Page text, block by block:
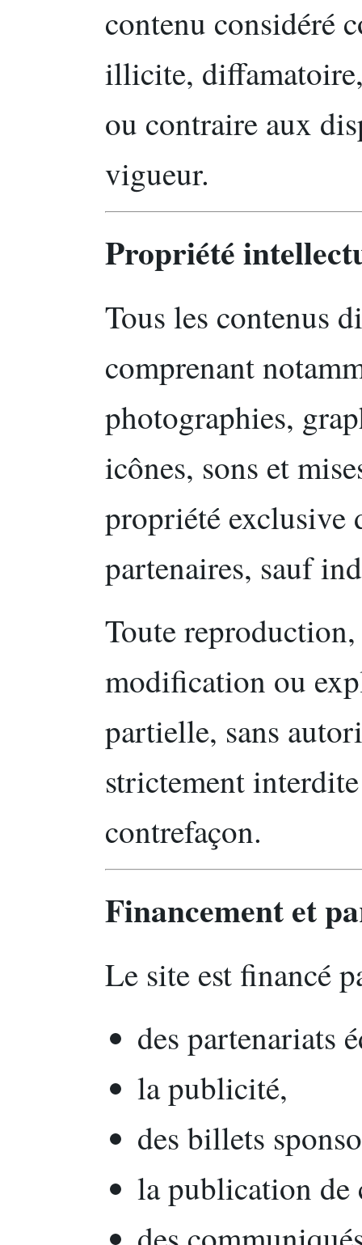
contenu considéré
illicite,
ou contraire aux
vigueur.
Propriété
Tous les contenus
comprenant
photographies,
icônes, sons et
propriété exclusive
partenaires, sauf
Toute
modification ou
partielle, sans
strictement
contrefaçon.
Financement et
Le site est financé
des partenariats
la publicité,
des billets
la publication de